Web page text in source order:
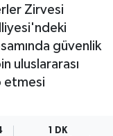
Zirvesi
güvenlik
uluslararası
etmesi
1 DK